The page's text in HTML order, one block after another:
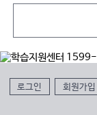
로그인 회원가입